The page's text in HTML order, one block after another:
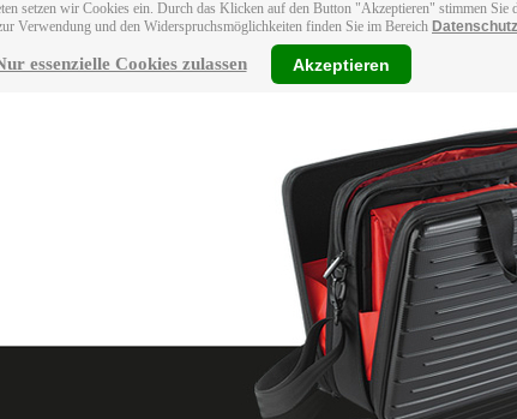
setzen wir Cookies ein. Durch das Klicken auf den Button "Akzeptieren" stimmen Sie
Verwendung und den Widerspruchsmöglichkeiten finden Sie im Bereich Datenschutz
essenzielle Cookies zulassen Akzeptieren